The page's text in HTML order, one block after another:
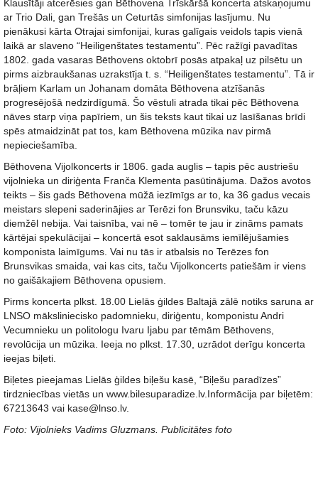
Klausītāji atcerēsies gan Bēthovena Trīskāršā koncerta atskaņojumu
ar Trio Dali, gan Trešās un Ceturtās simfonijas lasījumu. Nu
pienākusi kārta Otrajai simfonijai, kuras galīgais veidols tapis vienā
laikā ar slaveno “Heiligenštates testamentu”. Pēc ražīgi pavadītas
1802. gada vasaras Bēthovens oktobrī posās atpakaļ uz pilsētu un
pirms aizbraukšanas uzrakstīja t. s. “Heiligenštates testamentu”. Tā ir
brāļiem Karlam un Johanam domāta Bēthovena atzīšanās
progresējošā nedzirdīgumā. Šo vēstuli atrada tikai pēc Bēthovena
nāves starp viņa papīriem, un šis teksts kaut tikai uz lasīšanas brīdi
spēs atmaidzināt pat tos, kam Bēthovena mūzika nav pirmā
nepieciešamība.
Bēthovena Vijolkoncerts ir 1806. gada auglis – tapis pēc austriešu
vijolnieka un diriģenta Franča Klementa pasūtinājuma. Dažos avotos
teikts – šis gads Bēthovena mūžā iezīmīgs ar to, ka 36 gadus vecais
meistars slepeni saderinājies ar Terēzi fon Brunsviku, taču kāzu
diemžēl nebija. Vai taisnība, vai nē – tomēr te jau ir zināms pamats
kārtējai spekulācijai – koncertā esot saklausāms iemīlējušamies
komponista laimīgums. Vai nu tās ir atbalsis no Terēzes fon
Brunsvikas smaida, vai kas cits, taču Vijolkoncerts patiešām ir viens
no gaišākajiem Bēthovena opusiem.
Pirms koncerta plkst. 18.00 Lielās ģildes Baltajā zālē notiks saruna ar
LNSO māksliniecisko padomnieku, diriģentu, komponistu Andri
Vecumnieku un politologu Ivaru Ijabu par tēmām Bēthovens,
revolūcija un mūzika. Ieeja no plkst. 17.30, uzrādot derīgu koncerta
ieejas biļeti.
Biļetes pieejamas Lielās ģildes biļešu kasē, “Biļešu paradīzes”
tirdzniecības vietās un www.bilesuparadize.lv.Informācija par biļetēm:
67213643 vai kase@lnso.lv.
Foto: Vijolnieks Vadims Gluzmans. Publicitātes foto